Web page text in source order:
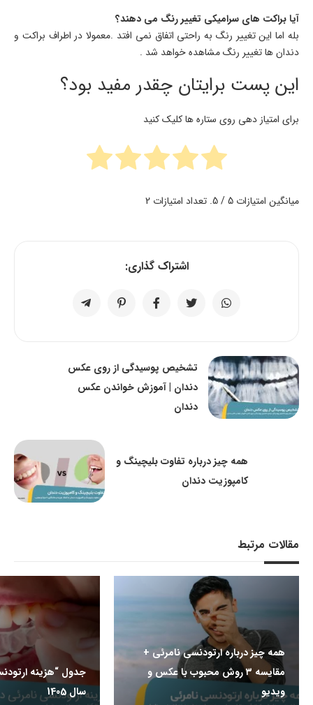
آیا براکت های سرامیکی تغییر رنگ می دهند؟
بله اما این تغییر رنگ به راحتی اتفاق نمی افتد .معمولا در اطراف براکت و
دندان ها تغییر رنگ مشاهده خواهد شد .
این پست برایتان چقدر مفید بود؟
برای امتیاز دهی روی ستاره ها کلیک کنید
میانگین امتیازات 5/ 5. تعداد امتیازات 2
اشتراک گذاری:
تشخیص پوسیدگی از روی عکس
دندان | آموزش خواندن عکس
دندان
همه چیز درباره تفاوت بلیچینگ و
کامپوزیت دندان
مقالات مرتبط
همه چیز درباره ارتودنسی نامرئی +
مقایسه ۳ روش محبوب با عکس و
ویدیو
جدول “هزینه
سال 1405